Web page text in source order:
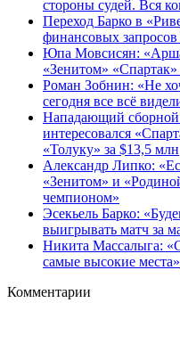
стороны судей. Вся
Переход Барко в
финансовых запросов
Юпа Мовсисян:
«Зенитом»
Роман Зобнин: «Не
сегодня все всё
Нападающий сборной
интересовался
«Толуку» за $13,5 млн
Александр Липко:
«Зенитом» и
чемпионом»
Эсекьель Барко:
выигрывать матч за
Никита Массалыга:
самые высокие места»
Комментарии